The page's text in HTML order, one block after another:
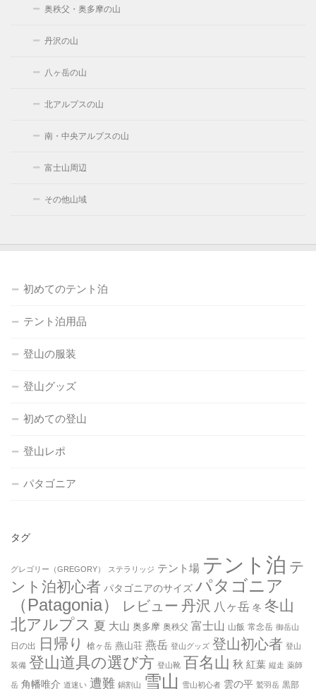
奥秩父・奥多摩の山
丹沢の山
八ヶ岳の山
北アルプスの山
南・中央アルプスの山
富士山周辺
その他山域
初めてのテント泊
テント泊用品
登山の服装
登山グッズ
初めての登山
登山レポ
パタゴニア
タグ
グレゴリー（GREGORY） ステラリッジ テント場 テント泊 テ
ント泊初心者 パタゴニアのサイズ パタゴニア
（Patagonia）
レビュー 丹沢 八ヶ岳 冬 冬山
北アルプス 夏 大山 奥多摩 奥秩父 富士山 山飯 常念岳 御岳山
日の出 日帰り 槍ヶ岳 燕山荘 燕岳 登山グッズ 登山初心者 登山
装備 登山道具の選び方 登山靴 百名山 秋 紅葉 縦走 薬師
岳 角幡唯介 道迷い 遭難 鍋割山 雪山 雪山初心者 雲の平 鷲羽岳 黒部